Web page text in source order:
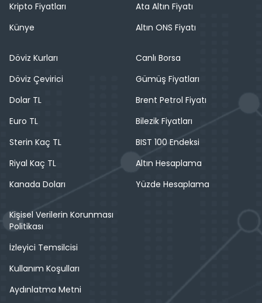
Kripto Fiyatları
Künye
Ata Altın Fiyatı
Altın ONS Fiyatı
Döviz Kurları
Döviz Çevirici
Dolar TL
Euro TL
Sterin Kaç TL
Riyal Kaç TL
Kanada Doları
Canlı Borsa
Gümüş Fiyatları
Brent Petrol Fiyatı
Bilezik Fiyatları
BIST 100 Endeksi
Altın Hesaplama
Yüzde Hesaplama
Kişisel Verilerin Korunması
Politikası
İzleyici Temsilcisi
Kullanım Koşulları
Aydınlatma Metni